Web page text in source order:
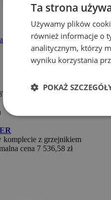
4 C4055/40
z grzejnikiem
cena 7 536,58 zł
Ta strona
Używamy plików
również informacje o
analitycznym, którzy
wyniku korzystania
POKAŻ